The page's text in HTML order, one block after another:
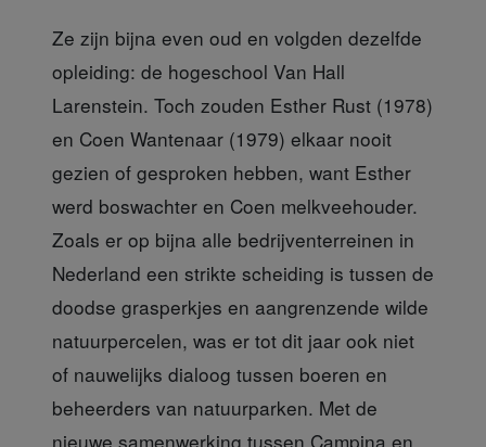
Ze zijn bijna even oud en volgden dezelfde
opleiding: de hogeschool Van Hall
Larenstein. Toch zouden Esther Rust (1978)
en Coen Wantenaar (1979) elkaar nooit
gezien of gesproken hebben, want Esther
werd boswachter en Coen melkveehouder.
Zoals er op bijna alle bedrijventerreinen in
Nederland een strikte scheiding is tussen de
doodse grasperkjes en aangrenzende wilde
natuurpercelen, was er tot dit jaar ook niet
of nauwelijks dialoog tussen boeren en
beheerders van natuurparken. Met de
nieuwe samenwerking tussen Campina en